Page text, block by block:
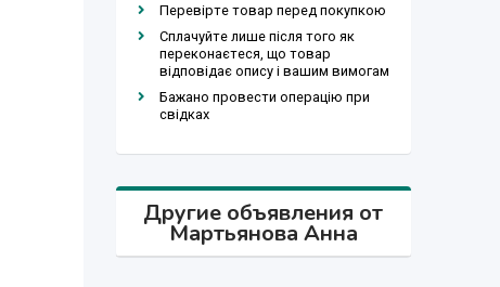
Перевірте товар перед покупкою
Сплачуйте лише після того як
переконаєтеся, що товар
відповідає опису і вашим вимогам
Бажано провести операцію при
свідках
Другие объявления от
Мартьянова Анна